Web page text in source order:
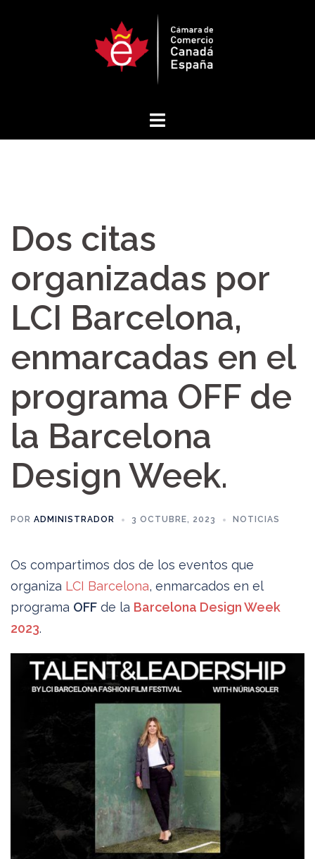
Dos citas
organizadas por
LCI Barcelona,
enmarcadas en el
programa OFF de
la Barcelona
Design Week.
POR ADMINISTRADOR 3 OCTUBRE, 2023 NOTICIAS
Os compartimos dos de los eventos que
organiza LCI Barcelona, enmarcados en el
programa OFF de la Barcelona Design Week
2023.